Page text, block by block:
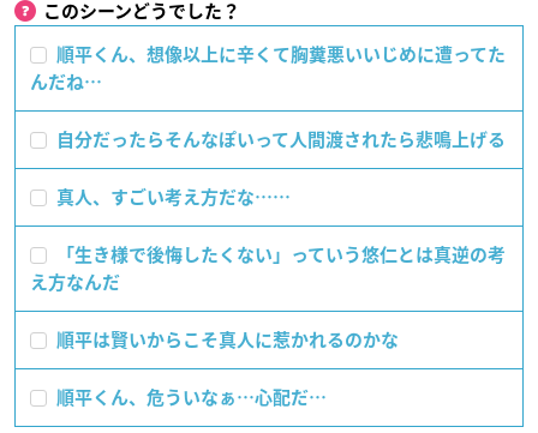
このシーンどうでした？
順平くん、想像以上に辛くて胸糞悪いいじめに遭ってた
んだね…
自分だったらそんなぽいって人間渡されたら悲鳴上げる
真人、すごい考え方だな……
「生き様で後悔したくない」っていう悠仁とは真逆の考
え方なんだ
順平は賢いからこそ真人に惹かれるのかな
順平くん、危ういなぁ…心配だ…